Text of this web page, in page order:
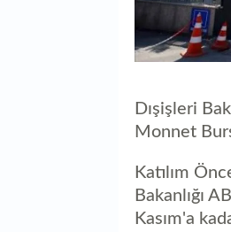
Dışişleri
Monnet
Katılım
Bakanlığı
Kasım'a